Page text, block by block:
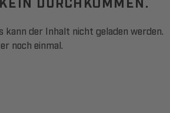
kann der Inhalt nicht geladen werden.
noch einmal.